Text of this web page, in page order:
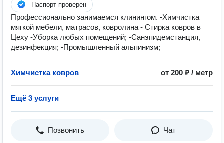
Паспорт проверен
Профессионально занимаемся клинингом. -Химчистка
мягкой мебели, матрасов, ковролина - Стирка ковров в
Цеху -Уборка любых помещений; -Санэпидемстанция,
дезинфекция; -Промышленный альпинизм;
Химчистка ковров от 200 ₽ / метр
Ещё 3 услуги
Позвонить Чат